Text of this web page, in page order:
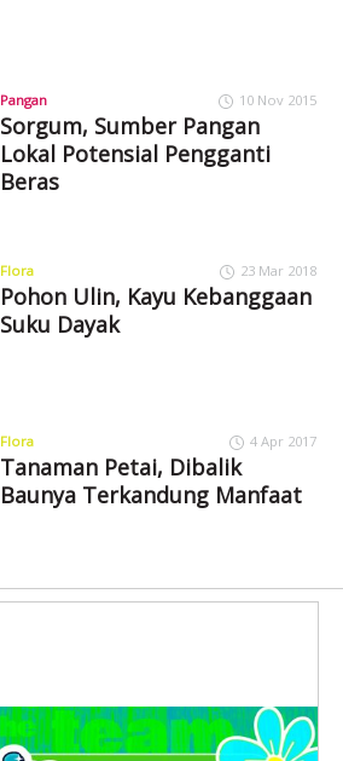
Pangan 10 Nov 2015
Sorgum, Sumber Pangan
Lokal Potensial Pengganti
Beras
Flora 23 Mar 2018
Pohon Ulin, Kayu Kebanggaan
Suku Dayak
Flora 4 Apr 2017
Tanaman Petai, Dibalik
Baunya Terkandung Manfaat